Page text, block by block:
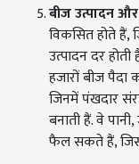
बीज उत्पादन
विकसित होते हैं,
उत्पादन दर
हजारों बीज पैदा
जिनमें पंखदार
बनाती हैं. वे
फैल सकते हैं,